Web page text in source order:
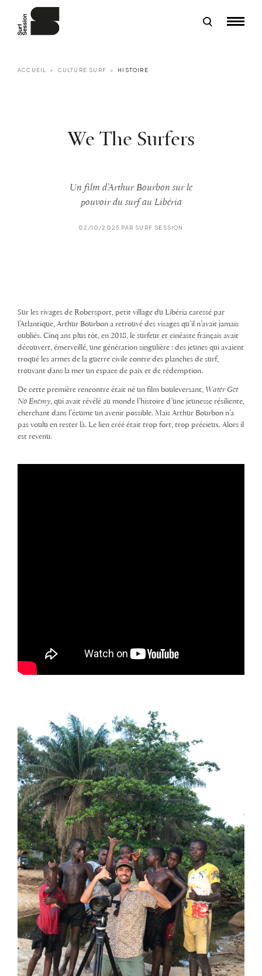
ACCUEIL CULTURE SURF HISTOIRE
We The Surfers
Un film d’Arthur Bourbon sur le
pouvoir du surf au Libéria
02/10/2025 PAR SURF SESSION
Sur les rivages de Robersport, petit village du Libéria caressé par
l’Atlantique, Arthur Bourbon a retrouvé des visages qu’il n’avait jamais
oubliés. Cinq ans plus tôt, en 2018, le surfeur et cinéaste français avait
découvert, émerveillé, une génération singulière : des jeunes qui avaient
troqué les armes de la guerre civile contre des planches de surf,
trouvant dans la mer un espace de paix et de rédemption.
De cette première rencontre était né un film bouleversant, Water Get
No Enemy, qui avait révélé au monde l’histoire d’une jeunesse résiliente,
cherchant dans l’écume un avenir possible. Mais Arthur Bourbon n’a
pas voulu en rester là. Le lien créé était trop fort, trop précieux. Alors il
est revenu.